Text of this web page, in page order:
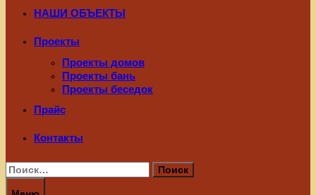
НАШИ ОБЪЕКТЫ
Проекты
Проекты домов
Проекты бань
Проекты беседок
Прайс
Контакты
Найти: